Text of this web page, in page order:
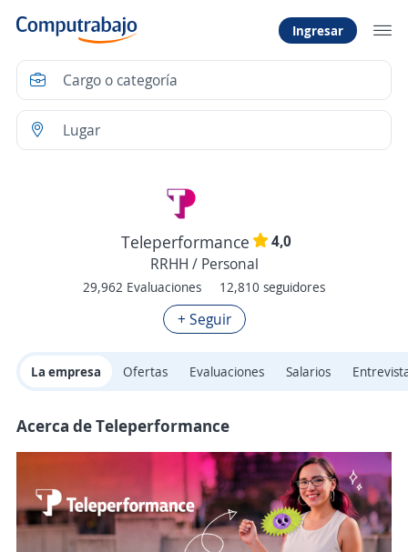
Ingresar
Teleperformance
4,0
RRHH / Personal
29,962 Evaluaciones 12,810 seguidores
+ Seguir
La empresa Ofertas Evaluaciones Salarios
Acerca de Teleperformance